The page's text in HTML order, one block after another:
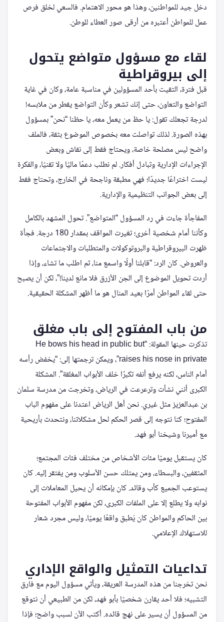
دخل جيد للمواطنين، وهذا هو محور الاهتمام. فالسعي لخلق فرص
عمل للمواطن أعتبره من أرقى صور العطاء للوطن.
لقاء مع مسؤول متواضع يتحول
إلى بيروقراطية
قبل فترة، التقيت بأحد المسؤولين في مناسبة عامة، وكان في غاية
التواضع والتعاون، حتى إنك تشعر وكأن التواضع يقطر من ملابسه!
لدرجة تجعلك تقول: يا حظ من يعمل معه، يا حظنا “نحن” بمسؤول
بهذه الصورة. لذلك تواصلت معه بخصوص الموضوع بثقة، فالملف
واضح ليس مصلحة خاصة، ويحتاج فقط إلى نقاش وبعض
الإجراءات الإدارية وتبادل أفكار. لم نطلب دعمًا ماليًا ولا تقنيًا، والفكرة
ليست اختراعًا جديدًا؛ فهي مطبقة وناجحة في الخارج، وتحتاج فقط
إلى بعض الجوانب التنظيمية والإدارية.
المفاجأة جاءت في رد المسؤول “المتواضع”. تحول المشهد بالكامل
وكأننا أمام شخصية أخرى؛ تغيرت المواقف بمقدار 180 درجة. فجأة
ظهرت البيروقراطية والبروتوكولات والمتطلبات والاجتماعات
والعروض. كان الرد: “قابلنا أولًا واسمع منا، ثم اطلب ما تشاء، وإذا
أردت تحويل الموضوع إلى الجن الأزرق فلا مانع لدينا!”، لكن أن يصبح
حتى لقاء المواطن أمرًا بعيد المنال هو ما أظهر المشكلة الحقيقية.
من باب المفتوح إلى باب مغلق
تذكرت حينها المقولة: “He bows his head in public but
raises his nose in private”، ويمكن ترجمتها إلى: “يخفض رأسه
أمام الناس، لكنه يرفع أنفه تكبرًا خلف الأبواب المغلقة”. المشكلة
الكبرى أنني نشأت وترعرعت في الرياض، وتخرجت من مدرسة سلمان
بن عبدالعزيز مثل غيري. نحن أهل الرياض اعتدنا على مفهوم الباب
المفتوح؛ كنا نتوجه إلى قصر الحكم لحل مشكلاتنا، ونتحدث بأريحية
مع أميرنا وشيخنا أبو فهد.
كان يستقبل يوميًا مئات الأشخاص من مختلف فئات المجتمع؛
المثقفين، والبسطاء، ومن يمتلك حسن الأسلوب ومن يفتقر إليه. كان
يستوعب الجميع كأب وقائد. كان بإمكانه أن يحيل المعاملات إلى
نوابه ولا يطلع إلا على الملفات الكبرى، لكن مفهوم الأبواب المفتوحة
بين الحاكم والمواطن كان يُطبق واقعًا يوميًا، وليس مجرد شعار
للاستهلاك الإعلامي.
تداعيات التمثيل والواقع الإداري
نحن تخرجنا من هذه المدرسة العريقة، ويأتي مسؤول اليوم مع فارق
التشبيه؛ فلا أحد يقارن شخصيًا بأبو فهد، لكن من الطبيعي أن نتوقع
من المسؤول أن يسير على نهج قائده. أكتب الآن لسبب واضح؛ فإذا